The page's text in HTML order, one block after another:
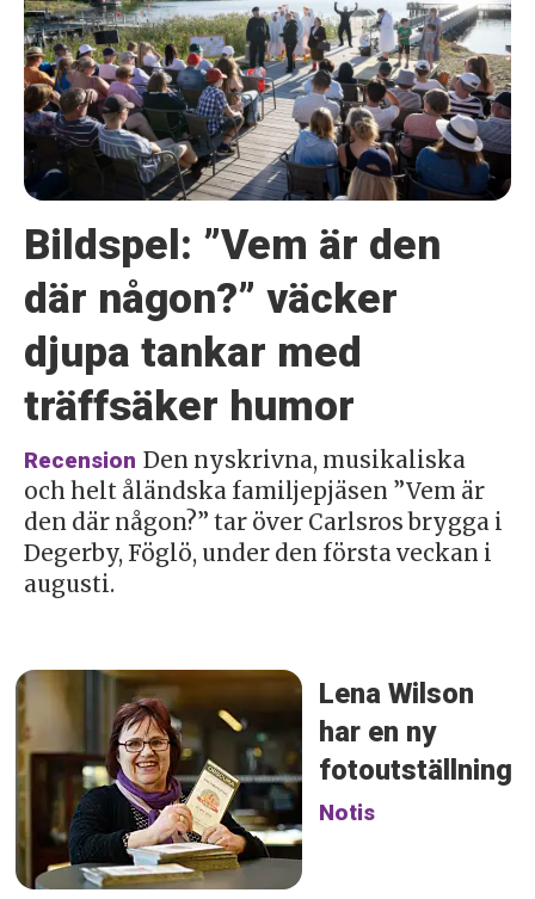
Bildspel: ”Vem är den
där någon?” väcker
djupa tankar med
träffsäker humor
Recension Den nyskrivna, musikaliska
och helt åländska familjepjäsen ”Vem är
den där någon?” tar över Carlsros brygga i
Degerby, Föglö, under den första veckan i
augusti.
Lena Wilson
har en ny
fotoutställning
Notis